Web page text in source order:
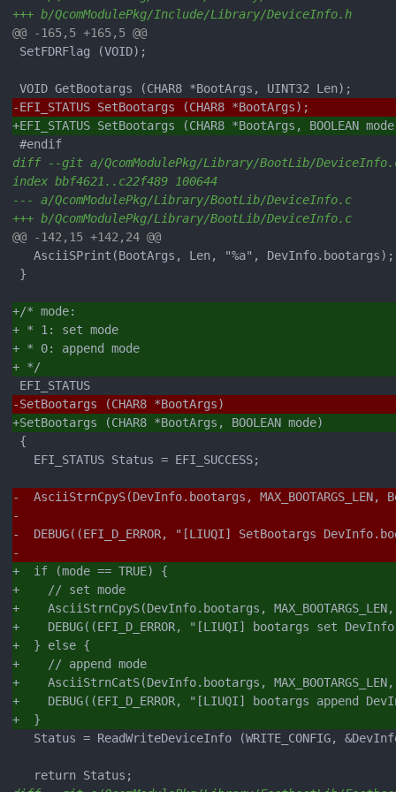
+++ b/QcomModulePkg/Include/Library/DeviceInfo.h
@@ -165,5 +165,5 @@
SetFDRFlag (VOID);
-EFI_STATUS SetBootargs (CHAR8 *BootArgs);
+EFI_STATUS SetBootargs (CHAR8 *BootArgs, BOOLEAN
diff --git a/QcomModulePkg/Library/BootLib/
index bbf4621..c22f489 100644
--- a/QcomModulePkg/Library/BootLib/DeviceInfo.c
+++ b/QcomModulePkg/Library/BootLib/DeviceInfo.c
@@ -142,15 +142,24 @@
   AsciiSPrint(BootArgs, Len, "%a", DevInfo.bootargs);
}
+/* mode:
+ * 1: set mode
+ * 0: append mode
+ */
-SetBootargs (CHAR8 *BootArgs)
+SetBootargs (CHAR8 *BootArgs, BOOLEAN mode)
{
   EFI_STATUS Status = EFI_SUCCESS;
-  AsciiStrnCpyS(DevInfo.bootargs,
-
-  DEBUG((EFI_D_ERROR, "[LIUQI] SetBootargs
-
+  if (mode == TRUE) {
+    // set mode
+    AsciiStrnCpyS(DevInfo.bootargs,
+    DEBUG((EFI_D_ERROR, "[LIUQI] bootargs set
+  } else {
+    // append mode
+    AsciiStrnCatS(DevInfo.bootargs,
+    DEBUG((EFI_D_ERROR, "[LIUQI] bootargs append
+  }
Status = ReadWriteDeviceInfo (WRITE_CONFIG,